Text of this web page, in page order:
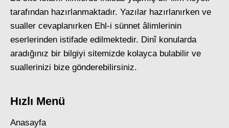
tarafından hazırlanmaktadır. Yazılar hazırlanırken ve
sualler cevaplanırken Ehl-i sünnet âlimlerinin
eserlerinden istifade edilmektedir. Dinî konularda
aradığınız bir bilgiyi sitemizde kolayca bulabilir ve
suallerinizi bize gönderebilirsiniz.
Hızlı Menü
Anasayfa